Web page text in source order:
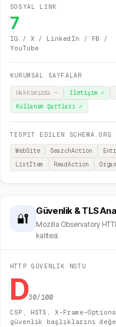
SOSYAL LİNK
7
IG / X / LinkedIn / FB /
YouTube
KURUMSAL SAYFALAR
Hakkımızda — İletişim ✓
Kullanım Şartları ✓
TESPİT EDİLEN
WebSite SearchAction
ListItem
ReadAction
🔐
Güvenlik & TLS
Mozilla Observatory
kalitesi.
HTTP GÜVENLIK NOTU
D30/100
CSP, HSTS, X-Frame-
güvenlik başlıklarını